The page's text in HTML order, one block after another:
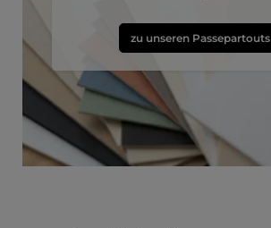
zu unseren Passepartouts